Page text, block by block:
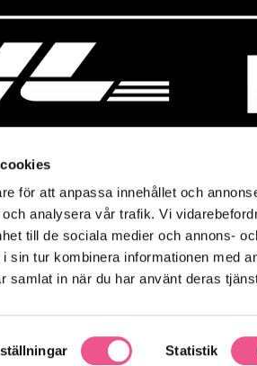
för att anpassa innehållet och
analysera vår trafik. Vi
till de sociala medier och annons-
sin tur kombinera informationen med
samlat in när du har använt deras
Statistik
Mitt
Baresso
Mitt konto
Ändra